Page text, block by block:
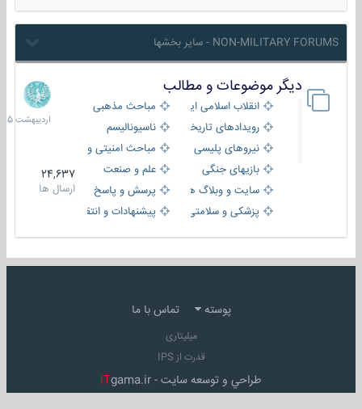
NON-MILITARY FORUMS - سایر بخشها
دیگر موضوعات و مطالب
انقلاب اسلامی ایران
مباحث مذهبی
رویدادهای تاریخی و مذهبیناسیونالیسم
نیروهای پلیسی
مباحث امنیتی و اطلاعاتی
بازیهای جنگی
علم و صنعت
سایت و وبلاگ ها
پرسش و پاسخ
پزشکی و سلامتی
پیشنهادات و انتقادات
24,637
ارسال ها
8
1405
پوسته تماس با ما
میلیتاری
قدرت از IPS
طراحي و توسعه سايت - iTgama.ir